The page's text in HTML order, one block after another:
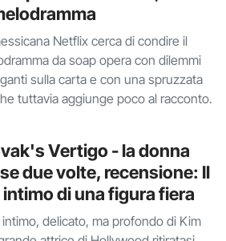
Netflix cerca di condire il
da soap opera con dilemmi
sulla carta e con una spruzzata
tuttavia aggiunge poco al racconto.
Vertigo - la donna
due volte, recensione: Il
di una figura fiera
delicato, ma profondo di Kim